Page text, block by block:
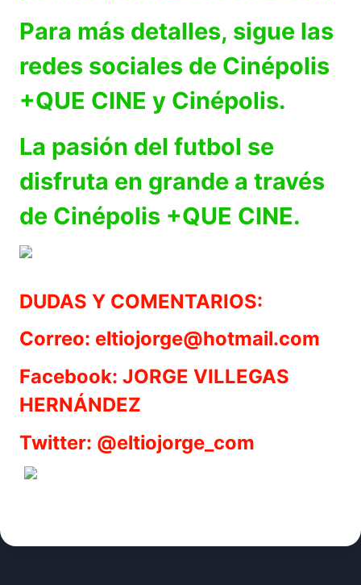
Para más detalles, sigue las
redes sociales de Cinépolis
+QUE CINE y Cinépolis.
La pasión del futbol se
disfruta en grande a través
de Cinépolis +QUE CINE.
DUDAS Y COMENTARIOS:
Correo: eltiojorge@hotmail.com
Facebook: JORGE VILLEGAS
HERNÁNDEZ
Twitter: @eltiojorge_com